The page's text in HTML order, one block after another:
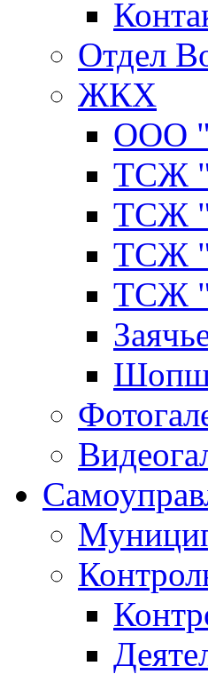
Отдел
ЖКХ
ООО
ТСЖ
ТСЖ
ТСЖ
ТСЖ